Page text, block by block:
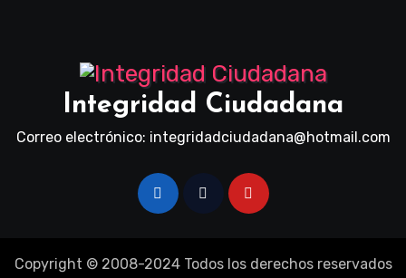
Integridad Ciudadana
Correo electrónico: integridadciudadana@hotmail.com
Copyright © 2008-2024 Todos los derechos reservados